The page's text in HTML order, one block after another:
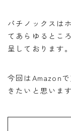
ツーリング
バイク バ
フォルツァ
メンテナンスス
パチノックスは
てあらゆるとこ
呈しております。
今回はAmazon
きたいと思います